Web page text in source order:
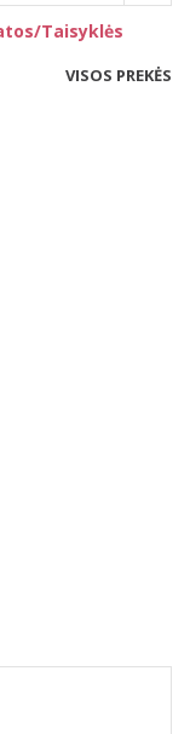
Taisyklės
VISOS PREKĖS